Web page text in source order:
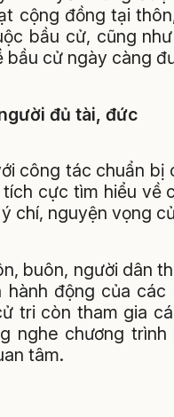
cộng đồng tại
bầu cử, cũng
bầu cử ngày càng
đủ tài, đức
công tác chuẩn bị
tích cực tìm hiểu về
chí, nguyện vọng
buôn, người dân
hành động của
tri còn tham gia
nghe chương
tâm.